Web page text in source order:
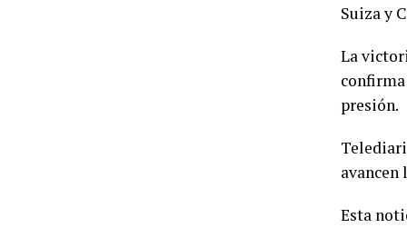
Suiza y
La
presión.
avancen
Esta